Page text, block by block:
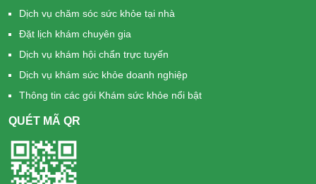
Dịch vụ chăm sóc sức khỏe tại nhà
Đặt lịch khám chuyên gia
Dịch vụ khám hội chẩn trực tuyến
Dịch vụ khám sức khỏe doanh nghiệp
Thông tin các gói Khám sức khỏe nổi bật
QUÉT MÃ QR